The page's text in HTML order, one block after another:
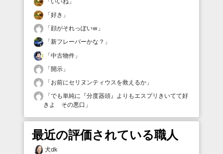
「好き 」
「顔がそれっぽいw 」
「新フレーバーかな？ 」
「中古物件 」
「開示 」
「お前にセリヌンティウスを救えるか 」
「でも単純に『分度器頭』よりもエスプリきいてて好
きよ その悪口 」
最近の評価されている職人
犬dk